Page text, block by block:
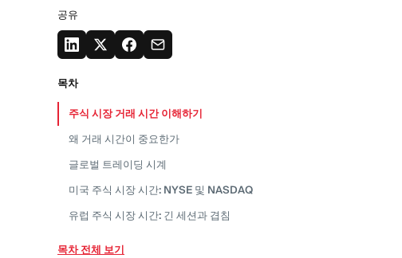
공유
목차
주식 시장 거래 시간이해하기
왜 거래 시간이 중요한가
글로벌 트레이딩 시계
미국 주식 시장 시간: NYSE 및 NASDAQ
유럽 주식 시장 시간: 긴 세션과 겹침
목차 전체 보기